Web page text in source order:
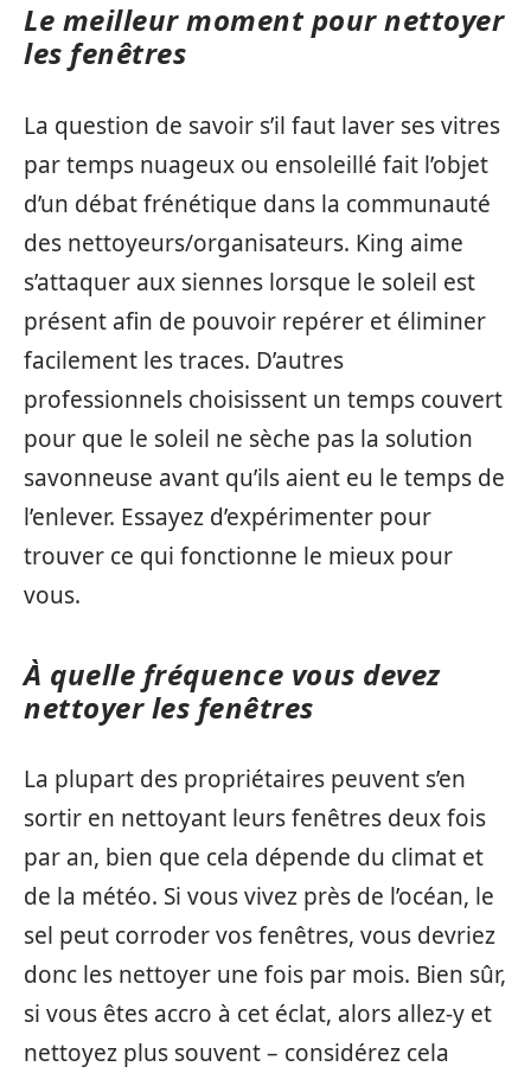
Le meilleur moment pour nettoyer
les fenêtres
La question de savoir s’il faut laver ses vitres
par temps nuageux ou ensoleillé fait l’objet
d’un débat frénétique dans la communauté
des nettoyeurs/organisateurs. King aime
s’attaquer aux siennes lorsque le soleil est
présent afin de pouvoir repérer et éliminer
facilement les traces. D’autres
professionnels choisissent un temps couvert
pour que le soleil ne sèche pas la solution
savonneuse avant qu’ils aient eu le temps de
l’enlever. Essayez d’expérimenter pour
trouver ce qui fonctionne le mieux pour
vous.
À quelle fréquence vous devez
nettoyer les fenêtres
La plupart des propriétaires peuvent s’en
sortir en nettoyant leurs fenêtres deux fois
par an, bien que cela dépende du climat et
de la météo. Si vous vivez près de l’océan, le
sel peut corroder vos fenêtres, vous devriez
donc les nettoyer une fois par mois. Bien sûr,
si vous êtes accro à cet éclat, alors allez-y et
nettoyez plus souvent – considérez cela